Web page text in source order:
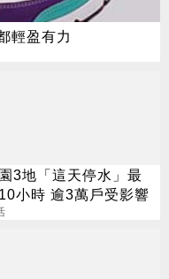
輕盈有力
3地「這天停水」最
小時 逾3萬戶受影響